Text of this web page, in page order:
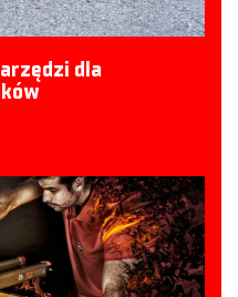
dla